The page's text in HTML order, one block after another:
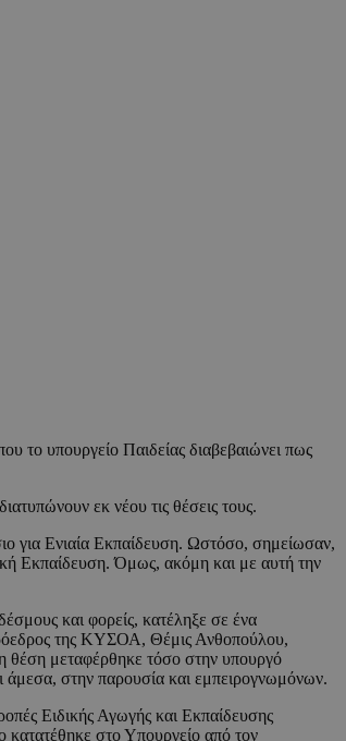
το υπουργείο Παιδείας διαβεβαιώνει πως
εκ νέου τις θέσεις τους.
για Ενιαία Εκπαίδευση. Ωστόσο, σημείωσαν,
Εκπαίδευση. Όμως, ακόμη και με αυτή την
και φορείς, κατέληξε σε ένα
της ΚΥΣΟΑ, Θέμις Ανθοπούλου,
η θέση μεταφέρθηκε τόσο στην υπουργό
άμεσα, στην παρουσία και εμπειρογνωμόνων.
Ειδικής Αγωγής και Εκπαίδευσης
στο Υπουργείο από τον